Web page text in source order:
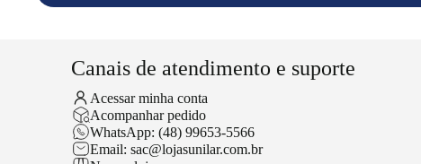
Canais de atendimento e suporte
Acessar minha conta
Acompanhar pedido
WhatsApp: (48) 99653-5566
Email: sac@lojasunilar.com.br